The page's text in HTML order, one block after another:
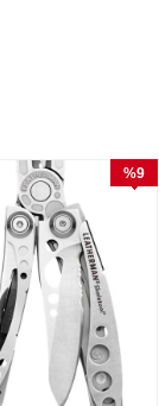
%9